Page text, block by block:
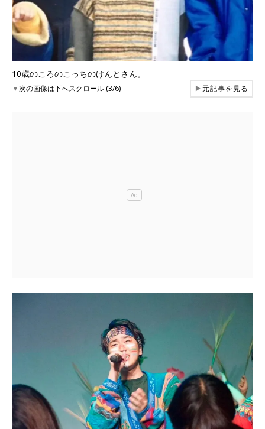
10歳のころのこっちのけんとさん。
▼次の画像は下へスクロール (3/6) ▶元記事を見る